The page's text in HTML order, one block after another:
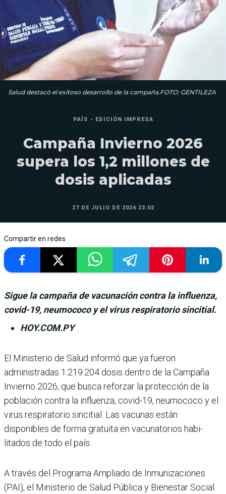
Salud destacó el exitoso desarrollo de la campaña.FOTO: GENTILEZA
PAÍS - EDICIÓN IMPRESA
Campaña Invierno 2026
supera los 1,2 millones de
dosis aplicadas
27 DE JULIO DE 2026 23:02
Compartir en redes
Sigue la campaña de vacunación contra la influenza,
covid-19, neumococo y el virus respiratorio sincitial.
HOY.COM.PY
El Ministerio de Salud informó que ya fue­ron
administradas 1.219.204 dosis dentro de la Campaña
Invierno 2026, que busca reforzar la protección de la
población contra la influenza, covid-19, neumococo y el
virus respiratorio sincitial. Las vacu­nas están
disponibles de forma gratuita en vacunatorios habi­
litados de todo el país.
A través del Programa Ampliado de Inmunizacio­nes
(PAI), el Ministerio de Salud Pública y Bienestar Social